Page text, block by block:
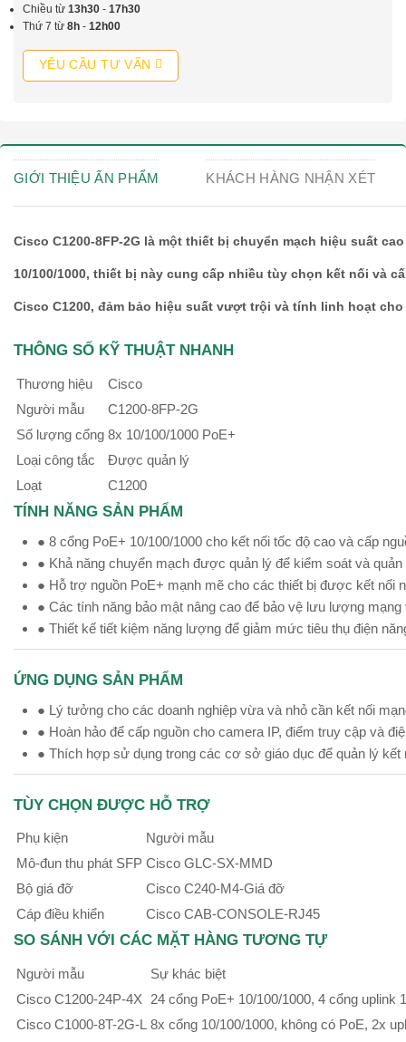
Chiều từ 13h30 - 17h30
Thứ 7 từ 8h - 12h00
YÊU CẦU TƯ VẤN
GIỚI THIỆU ẤN PHẨM KHÁCH HÀNG NHẬN XÉT
Cisco C1200-8FP-2G là một thiết bị chuyển mạch hiệu suất
10/100/1000, thiết bị này cung cấp nhiều tùy chọn kết nối và
Cisco C1200, đảm bảo hiệu suất vượt trội và tính linh hoạt
THÔNG SỐ KỸ THUẬT NHANH
Thương hiệu
Cisco
Người mẫu
C1200-8FP-2G
Số lượng cổng 8x 10/100/1000 PoE+
Loại công tắc
Được quản lý
Loạt
C1200
TÍNH NĂNG SẢN PHẨM
● 8 cổng PoE+ 10/100/1000 cho kết nối tốc độ cao và cấp
● Khả năng chuyển mạch được quản lý để kiểm soát và quản
● Hỗ trợ nguồn PoE+ mạnh mẽ cho các thiết bị được kết nối
● Các tính năng bảo mật nâng cao để bảo vệ lưu lượng mạng
● Thiết kế tiết kiệm năng lượng để giảm mức tiêu thụ điện
ỨNG DỤNG SẢN PHẨM
● Lý tưởng cho các doanh nghiệp vừa và nhỏ cần kết nối
● Hoàn hảo để cấp nguồn cho camera IP, điểm truy cập và
● Thích hợp sử dụng trong các cơ sở giáo dục để quản lý
TÙY CHỌN ĐƯỢC HỖ TRỢ
Phụ kiện
Người mẫu
Mô-đun thu phát SFP Cisco GLC-SX-MMD
Bộ giá đỡ
Cisco C240-M4-Giá đỡ
Cáp điều khiển
Cisco CAB-CONSOLE-RJ45
SO SÁNH VỚI CÁC MẶT HÀNG TƯƠNG TỰ
Người mẫu
Sự khác biệt
Cisco C1200-24P-4X
24 cổng PoE+ 10/100/1000, 4 cổng uplink
Cisco C1000-8T-2G-L 8x cổng 10/100/1000, không có PoE, 2x